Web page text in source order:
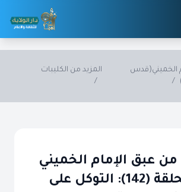
الخميني(قدس
/
المزيد من الكليبات
/
عبق الإمام الخميني
(ره) – الحلقة (142): التوكل على